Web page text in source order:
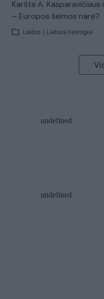
Karšta A. Kasparavičiaus
– Europos šeimos narė?
Laidos Lietuva tiesiogiai